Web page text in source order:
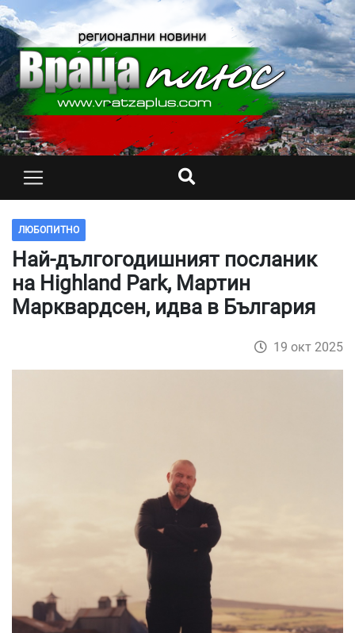
ЛЮБОПИТНО
Най-дългогодишният посланик
на Highland Park, Мартин
Марквардсен, идва в България
19 окт 2025